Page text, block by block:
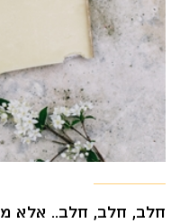
חלב, חלב, חלב.. אלא